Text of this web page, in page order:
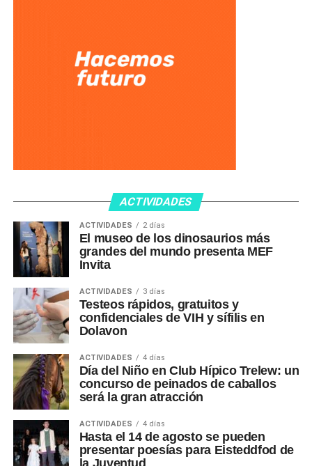
ACTIVIDADES
ACTIVIDADES 2 días
El museo de los dinosaurios más
grandes del mundo presenta MEF
Invita
ACTIVIDADES 3 días
Testeos rápidos, gratuitos y
confidenciales de VIH y sífilis en
Dolavon
ACTIVIDADES 4 días
Día del Niño en Club Hípico Trelew: un
concurso de peinados de caballos
será la gran atracción
ACTIVIDADES 4 días
Hasta el 14 de agosto se pueden
presentar poesías para Eisteddfod de
la Juventud